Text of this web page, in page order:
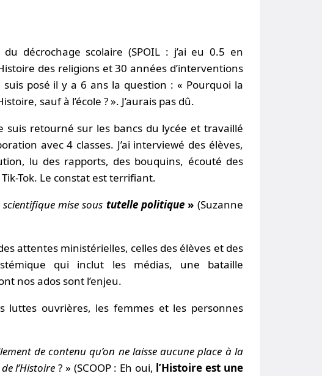
décrochage scolaire (SPOIL : j’ai eu 0.5 en
des religions et 30 années d’interventions
posé il y a 6 ans la question : « Pourquoi la
sauf à l’école ? ». J’aurais pas dû.
suis retourné sur les bancs du lycée et travaillé
avec 4 classes. J’ai interviewé des élèves,
lu des rapports, des bouquins, écouté des
Tok. Le constat est terrifiant.
scientifique mise sous tutelle politique » (Suzanne
attentes ministérielles, celles des élèves et des
qui inclut les médias, une bataille
nos ados sont l’enjeu.
luttes ouvrières, les femmes et les personnes
de contenu qu’on ne laisse aucune place à la
l’Histoire ? » (SCOOP : Eh oui, l’Histoire est une